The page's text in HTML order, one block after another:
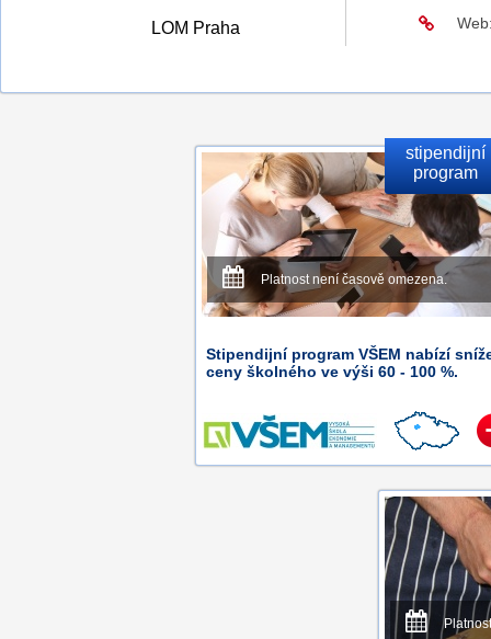
LOM Praha
stipendijní
program
Platnost není časově omezena.
Stipendijní program VŠEM nabízí
ceny školného ve výši 60 - 100 %.